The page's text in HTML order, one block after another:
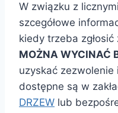
W związku z
szcegółowe
kiedy trzeba
MOŻNA WYCINAĆ
uzyskać
dostępne są w
DRZEW lub